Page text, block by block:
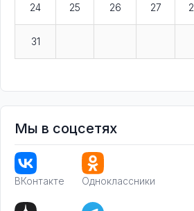
24 25 26 27
31
Мы в соцсетях
ВКонтакте Одноклассники